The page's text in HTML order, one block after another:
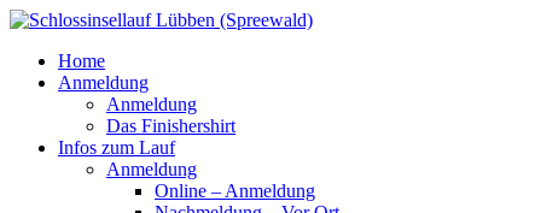
Home
Anmeldung
Anmeldung
Das Finishershirt
Infos zum Lauf
Anmeldung
Online – Anmeldung